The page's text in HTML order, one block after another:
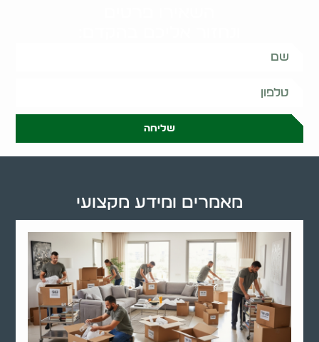
שליחה
מאמרים ומידע מקצועי